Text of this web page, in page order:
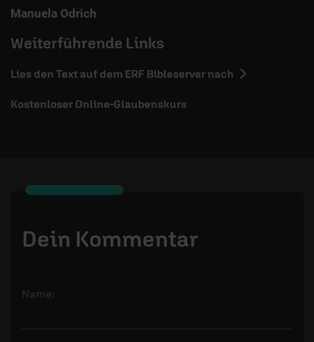
Manuela Odrich
Weiterführende Links
Lies den Text auf dem ERF Bibleserver nach
Kostenloser Online-Glaubenskurs
Dein Kommentar
Name: